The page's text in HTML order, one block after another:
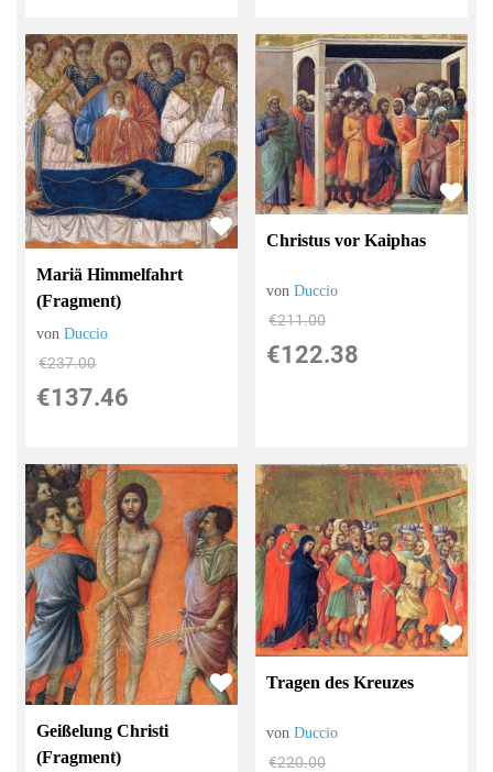
Mariä Himmelfahrt
(Fragment)
vonDuccio
€237.00
€137.46
Christus vor Kaiphas
vonDuccio
€211.00
€122.38
Geißelung Christi
(Fragment)
Tragen des Kreuzes
vonDuccio
€220.00